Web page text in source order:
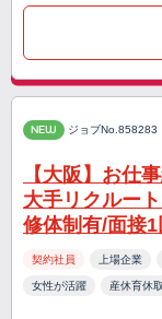
NEW ジョブNo.858283
【大阪】お仕
大手リクルー
修体制有/面接1
契約社員 上場企業
女性が活躍 産休育休